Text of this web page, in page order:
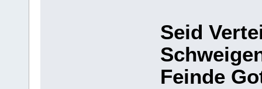
Seid
Feinde